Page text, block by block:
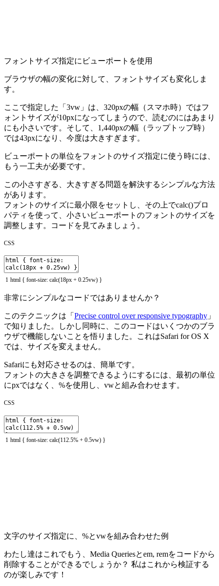
フォントサイズ指定にビューポートを使用
ブラウザの幅の変化に対して、フォントサイズも変化しま
す。
ここで指定した「3vw」は、320pxの幅（スマホ時）ではフ
ォントサイズが10pxになってしまうので、読むのにはあまり
にも小さいです。そして、1,440pxの幅（ラップトップ時）
では43pxになり、今度は大きすぎます。
ビューポートの単位をフォントのサイズ指定に使う時には、
もう一工夫が必要です。
この小さすぎる、大きすぎる問題を解決するシンプルな方法
があります。
フォントのサイズに最小限をセットし、その上でcalc()プロ
パティを使って、小さいビューポートのフォントのサイズを
調整します。コードを見てみましょう。
CSS
1 html { font-size: calc(18px + 0.25vw) }
非常にシンプルなコードではありませんか？
このテクニックは「 Precise control over responsive typography 」
で知りました。しかし同時に、このコードはいくつかのブラ
ウザで機能しないことを悟りました。これはSafari for OS X
では、サイズを変えません。
Safariにも対応させるのは、簡単です。
フォントの大きさを調整できるようにするには、最初の単位
にpxではなく、%を使用し、vwと組み合わせます。
CSS
1 html { font-size: calc(112.5% + 0.5vw) }
文字のサイズ指定に、%とvwを組み合わせた例
わたし達はこれでもう、Media Queriesとem, remをコードから
削除することができるでしょうか？ 私はこれから検証する
のが楽しみです！